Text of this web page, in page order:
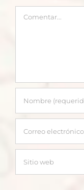
Comentar